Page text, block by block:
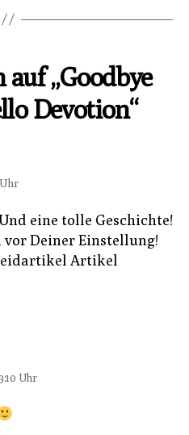
„Goodbye
Devotion“
eine tolle Geschichte!
vor Deiner Einstellung!
Artikel
Uhr